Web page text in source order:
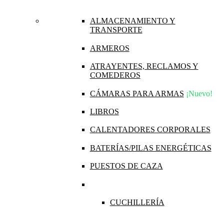
ALMACENAMIENTO Y
TRANSPORTE
ARMEROS
ATRAYENTES, RECLAMOS Y
COMEDEROS
CÁMARAS PARA ARMAS ¡Nuevo!
LIBROS
CALENTADORES CORPORALES
BATERÍAS/PILAS ENERGÉTICAS
PUESTOS DE CAZA
CUCHILLERÍA